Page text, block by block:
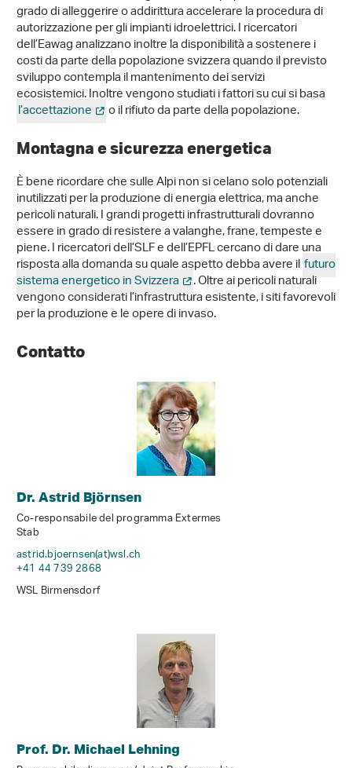
grado di alleggerire o addirittura accelerare la procedura di
autorizzazione per gli impianti idroelettrici. I ricercatori
dell’Eawag analizzano inoltre la disponibilità a sostenere i
costi da parte della popolazione svizzera quando il previsto
sviluppo contempla il mantenimento dei servizi
ecosistemici. Inoltre vengono studiati i fattori su cui si basa
l’accettazione o il rifiuto da parte della popolazione.
Montagna e sicurezza energetica
È bene ricordare che sulle Alpi non si celano solo potenziali
inutilizzati per la produzione di energia elettrica, ma anche
pericoli naturali. I grandi progetti infrastrutturali dovranno
essere in grado di resistere a valanghe, frane, tempeste e
piene. I ricercatori dell’SLF e dell’EPFL cercano di dare una
risposta alla domanda su quale aspetto debba avere ilfuturo
sistema energetico in Svizzera . Oltre ai pericoli naturali
vengono considerati l’infrastruttura esistente, i siti favorevoli
per la produzione e le opere di invaso.
Contatto
Dr. Astrid Björnsen
Co-responsabile del programma Extermes
Stab
astrid.bjoernsen(at)wsl.ch
+41 44 739 2868
WSL Birmensdorf
Prof. Dr. Michael Lehning